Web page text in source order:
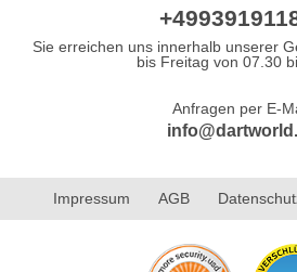
Sie erreichen uns innerhalb unserer
bis Freitag von 07.30
Anfragen per E-
Impressum AGB